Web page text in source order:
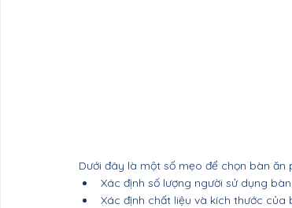
Dưới đây là một số mẹo để chọn bàn ăn
Xác định số lượng người sử dụng bàn
Xác định chất liệu và kích thước của